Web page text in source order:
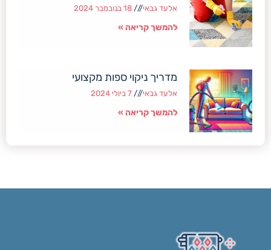
אלעד גבאי 18 בנובמבר 2024
להמשך קריאה »
מדריך ניקוי ספות מקצועי
אלעד גבאי 7 ביולי 2024
להמשך קריאה »